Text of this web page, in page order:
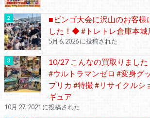
■ビンゴ大会に沢山のお客様
した！◆ #トレトレ倉庫本城
5月 6, 2026 に投稿された
10/27 こんなの買取りまし
#ウルトラマンゼロ #変身グ
プリカ #特撮 #リサイクルシ
ギュア
10月 27, 2021 に投稿された